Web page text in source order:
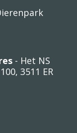
- Het NS
3511 ER